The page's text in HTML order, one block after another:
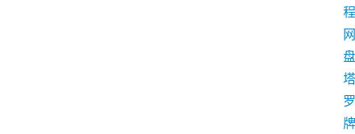
程
网
盘
塔
罗
牌